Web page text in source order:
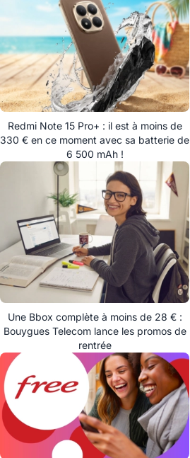
Redmi Note 15 Pro+ : il est à moins de
330 € en ce moment avec sa batterie de
6 500 mAh !
Une Bbox complète à moins de 28 € :
Bouygues Telecom lance les promos de
rentrée